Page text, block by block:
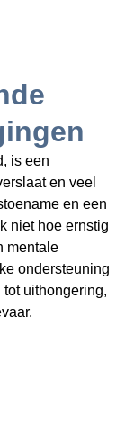
is een
en veel
en een
niet hoe ernstig
mentale
ondersteuning
uithongering,